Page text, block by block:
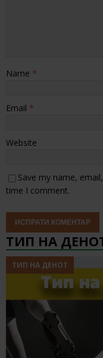
Name *
Email *
Website
Save my name,
time I comment.
ТИП НА
ТИП НА ДЕНОТ